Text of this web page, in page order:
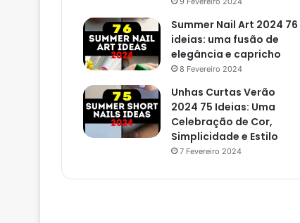
Summer Nail Art 2024 76
ideias: uma fusão de
elegância e capricho
8 Fevereiro 2024
Unhas Curtas Verão
2024 75 Ideias: Uma
Celebração de Cor,
Simplicidade e Estilo
7 Fevereiro 2024